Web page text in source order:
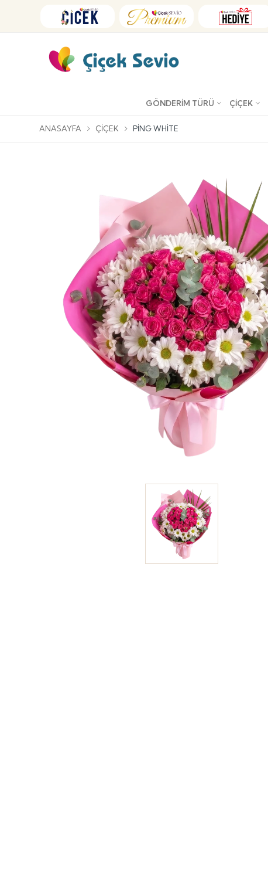
GÖNDERIM TÜRÜ ÇIÇEK
ANASAYFA ÇIÇEK PING WHITE